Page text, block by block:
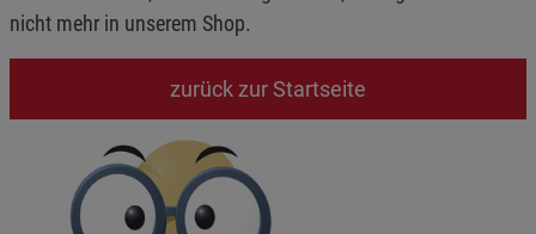
nicht mehr in unserem Shop.
zurück zur Startseite